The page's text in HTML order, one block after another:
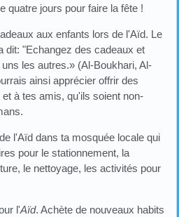
quatre jours pour faire la fête !
aux enfants lors de l'Aïd. Le
dit: "Echangez des cadeaux et
les autres.» (Al-Boukhari, Al-
ainsi apprécier offrir des
à tes amis, qu'ils soient non-
l'Aïd dans ta mosquée locale qui
pour le stationnement, la
le nettoyage, les activités pour
l'Aïd. Achète de nouveaux habits